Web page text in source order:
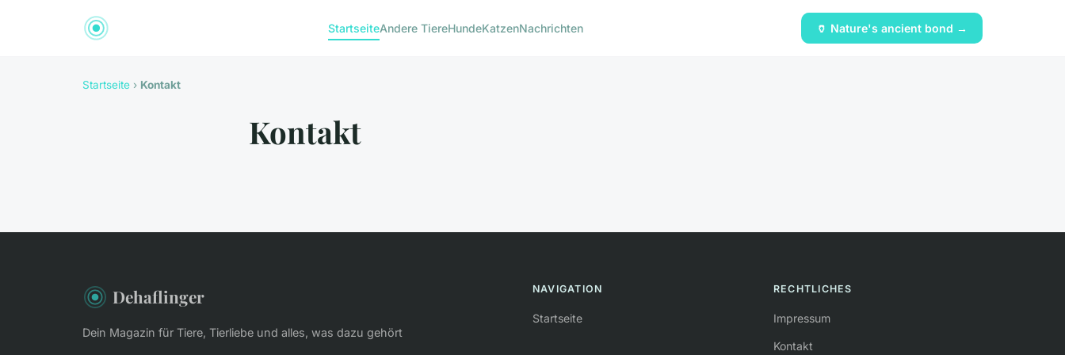
StartseiteAndere TiereHundeKatzenNachrichten 🏺 Nature's ancient bond →
Startseite › Kontakt
Kontakt
Dehaflinger
Dein Magazin für Tiere, Tierliebe und alles, was dazu gehört
NAVIGATION
Startseite
RECHTLICHES
Impressum
Kontakt